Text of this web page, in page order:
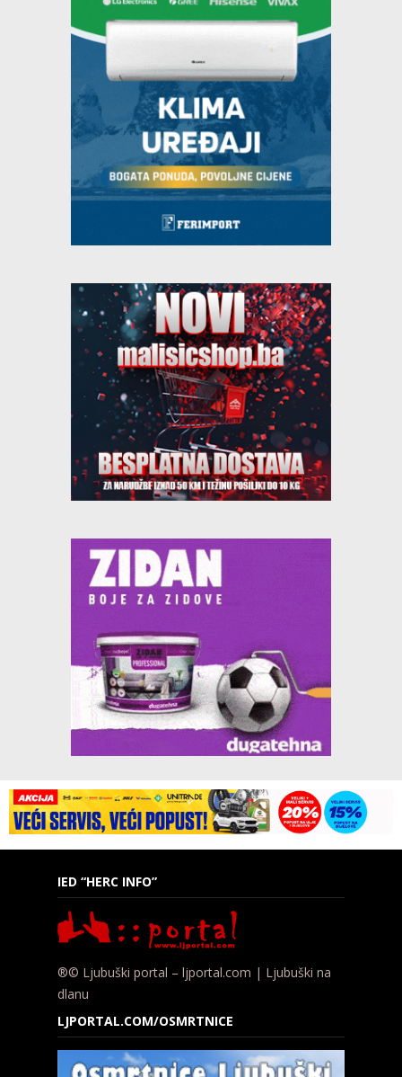
IED “HERC INFO”
®© Ljubuški portal – ljportal.com | Ljubuški na
dlanu
LJPORTAL.COM/OSMRTNICE